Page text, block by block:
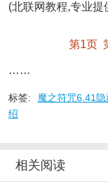
(北联网教程,专业提
第1页
……
标签:
魔之符咒6.41
绍
相关阅读